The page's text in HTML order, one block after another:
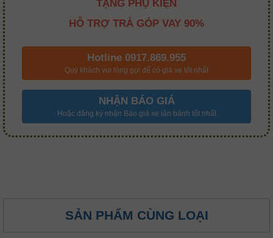
TẶNG PHỤ KIỆN
HỖ TRỢ TRẢ GÓP VAY 90%
Hotline 0917.869.955
Quý khách vui lòng gọi để có giá xe tốt nhất
NHẬN BÁO GIÁ
Hoặc đăng ký nhận Báo giá xe lăn bánh tốt nhất
SẢN PHẨM CÙNG LOẠI